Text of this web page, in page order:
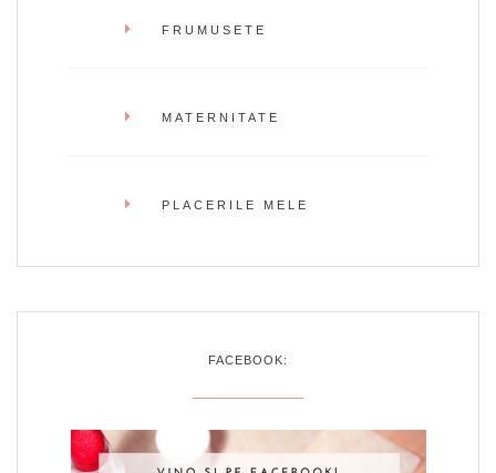
FRUMUSETE
MATERNITATE
PLACERILE MELE
FACEBOOK: